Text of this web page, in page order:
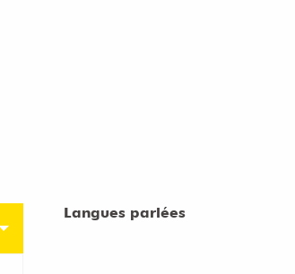
Langues parlées
Langues parlées